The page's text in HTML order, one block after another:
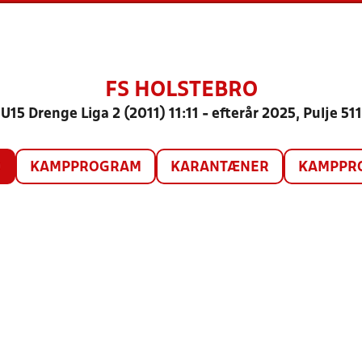
FS HOLSTEBRO
U15 Drenge Liga 2 (2011) 11:11 - efterår 2025, Pulje 511
KAMPPROGRAM KARANTÆNER